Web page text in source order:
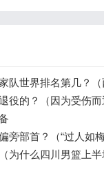
队世界排名第几？
役的？（因为受伤
旁部首？（“过人如
为什么四川男篮上半